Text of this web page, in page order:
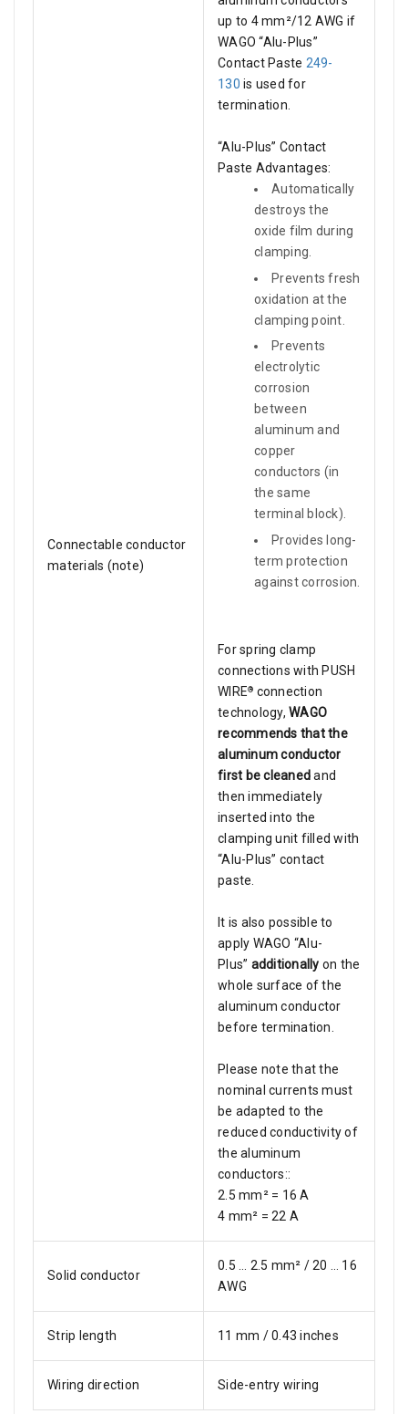
Connectable conductor
materials (note)
up to 4 mm²/12 AWG if
WAGO “Alu-Plus”
Contact Paste 249-
130 is used for
termination.
“Alu-Plus” Contact
Paste Advantages:
Automatically
destroys the
oxide film during
clamping.
Prevents fresh
oxidation at the
clamping point.
Prevents
electrolytic
corrosion
between
aluminum and
copper
conductors (in
the same
terminal block).
Provides long-
term protection
against corrosion.
For spring clamp
connections with PUSH
WIRE® connection
technology, WAGO
recommends that the
aluminum conductor
first be cleanedand
then immediately
inserted into the
clamping unit filled with
“Alu-Plus” contact
paste.
It is also possible to
apply WAGO “Alu-
Plus” additionally on the
whole surface of the
aluminum conductor
before termination.
Please note that the
nominal currents must
be adapted to the
reduced conductivity of
the aluminum
conductors::
2.5 mm² = 16 A
4 mm² = 22 A
Solid conductor
0.5 … 2.5 mm² / 20 … 16
AWG
Strip length 11 mm / 0.43 inches
Wiring direction Side-entry wiring